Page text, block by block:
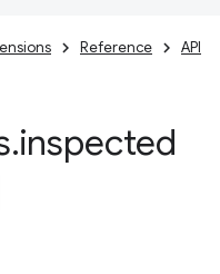
Reference API
.inspected